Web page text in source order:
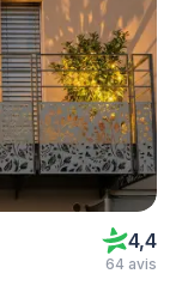
4,4
64 avis